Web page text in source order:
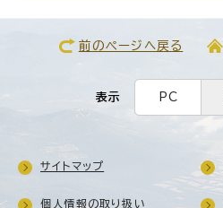
前のページへ戻る
表示 PC
サイトマップ
個人情報の取り扱い